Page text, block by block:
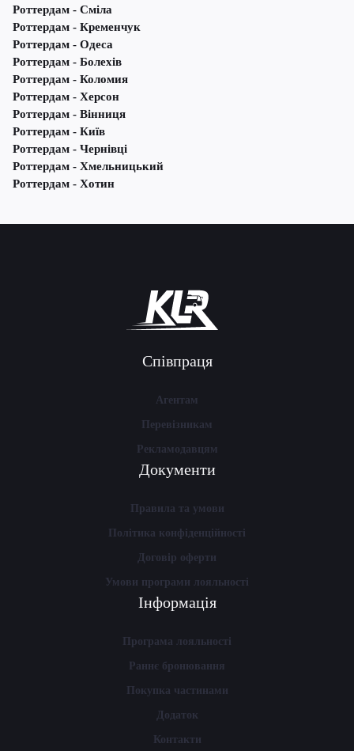
Роттердам - Сміла
Роттердам - Кременчук
Роттердам - Одеса
Роттердам - Болехів
Роттердам - Коломия
Роттердам - Херсон
Роттердам - Вінниця
Роттердам - Київ
Роттердам - Чернівці
Роттердам - Хмельницький
Роттердам - Хотин
Співпраця
Агентам
Перевізникам
Рекламодавцям
Документи
Правила та умови
Політика конфіденційності
Договір оферти
Умови програми лояльності
Інформація
Програма лояльності
Раннє бронювання
Покупка частинами
Додаток
Контакти